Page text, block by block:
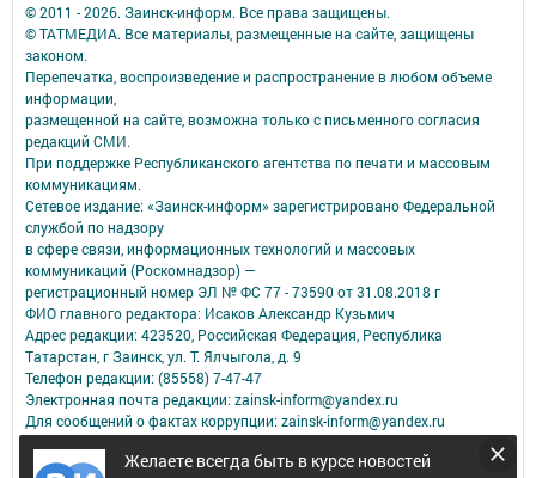
Желаете всегда быть в курсе новостей
© 2011 - 2026. Заинск-информ. Все права защищены.
© ТАТМЕДИА. Все материалы, размещенные на сайте, защищены
законом.
Перепечатка, воспроизведение и распространение в любом объеме
информации,
размещенной на сайте, возможна только с письменного согласия
редакций СМИ.
При поддержке Республиканского агентства по печати и массовым
коммуникациям.
Сетевое издание: «Заинск-информ» зарегистрировано Федеральной
службой по надзору
в сфере связи, информационных технологий и массовых
коммуникаций (Роскомнадзор) —
регистрационный номер ЭЛ № ФС 77 - 73590 от 31.08.2018 г
ФИО главного редактора: Исаков Александр Кузьмич
Адрес редакции: 423520, Российская Федерация, Республика
Татарстан, г Заинск, ул. Т. Ялчыгола, д. 9
Телефон редакции: (85558) 7-47-47
Электронная почта редакции: zainsk-inform@yandex.ru
Для сообщений о фактах коррупции: zainsk-inform@yandex.ru